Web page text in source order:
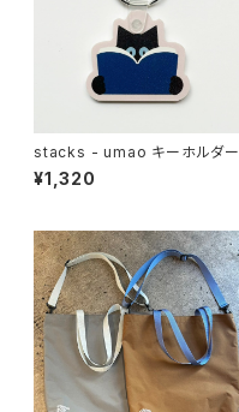
stacks - umao キーホルダー
¥1,320